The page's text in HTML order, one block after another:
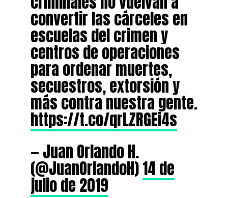
convertir las cárceles en
escuelas del crimen y
centros de operaciones
para ordenar muertes,
secuestros, extorsión y
más contra nuestra gente.
https://t.co/qrLZRGEi4s
— Juan Orlando H.
(@JuanOrlandoH)14 de
julio de 2019